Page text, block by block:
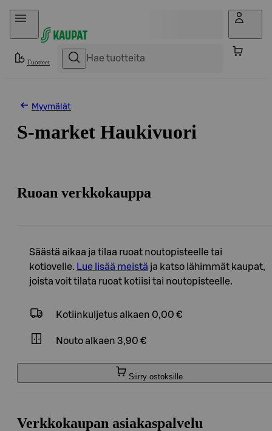
Hyppää sisältöön
Tuotteet
Myymälät
S-market Haukivuori
Ruoan verkkokauppa
Säästä aikaa ja tilaa ruoat noutopisteelle tai
kotiovelle. Lue lisää meistä ja katso lähimmät kaupat,
joista voit tilata ruoat kotiisi tai noutopisteelle.
Kotiinkuljetus alkaen 0,00 €
Nouto alkaen 3,90 €
Siirry ostoksille
Verkkokaupan asiakaspalvelu